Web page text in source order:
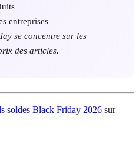
entreprises
se concentre sur les
des articles.
soldes Black Friday 2026 sur